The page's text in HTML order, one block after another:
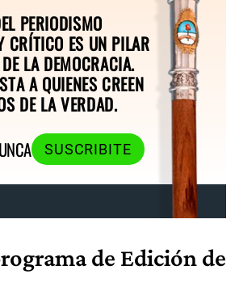
PERIODISMO
CRÍTICO ES UN PILAR
LA DEMOCRACIA.
A QUIENES CREEN
DE LA VERDAD.
SUSCRIBITE
de Edición de